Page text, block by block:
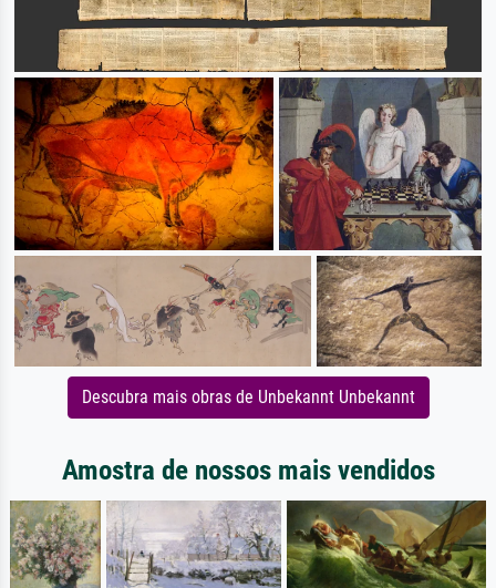
Descubra mais obras de Unbekannt Unbekannt
Amostra de nossos mais vendidos